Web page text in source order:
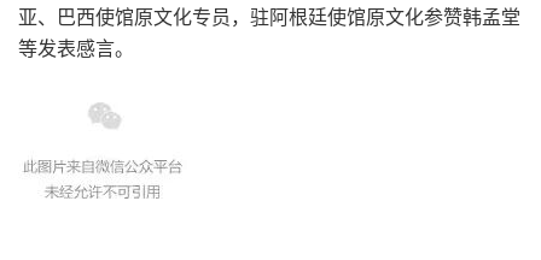
亚、巴西使馆原文化专员，驻阿根廷使馆原文化参赞韩孟堂
等发表感言。